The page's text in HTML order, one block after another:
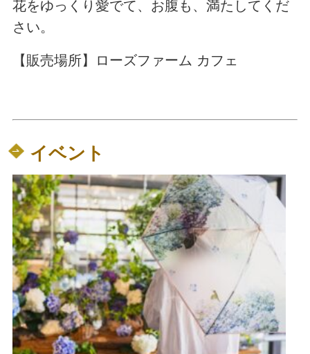
花をゆっくり愛でて、お腹も、満たしてくだ
さい。
【販売場所】ローズファーム カフェ
イベント